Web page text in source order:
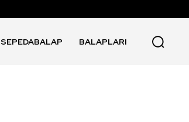
SEPEDABALAP BALAPLARI